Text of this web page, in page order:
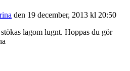
den 19 december, 2013 kl 20:50
lagom lugnt. Hoppas du gör